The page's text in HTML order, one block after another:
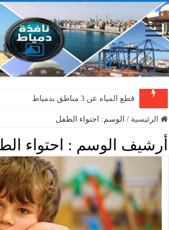
قطع المياه عن 3 مناطق بدمياط
الرئيسية / الوسم: احتواء الطفل
أرشيف الوسم : احتواء